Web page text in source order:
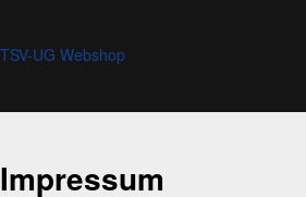
TSV-UG Webshop
Impressum